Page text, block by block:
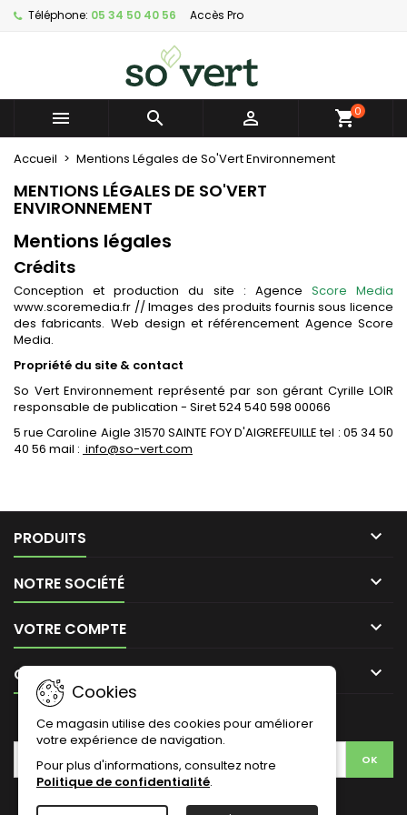
Téléphone: 05 34 50 40 56 Accès Pro
   0
Accueil Mentions Légales de So'Vert Environnement
MENTIONS LÉGALES DE SO'VERT
ENVIRONNEMENT
Mentions légales
Crédits
Conception et production du site : Agence Score Media
www.scoremedia.fr // Images des produits fournis sous licence
des fabricants. Web design et référencement Agence Score
Media.
Propriété du site & contact
So Vert Environnement représenté par son gérant Cyrille LOIR
responsable de publication - Siret 524 540 598 00066
5 rue Caroline Aigle 31570 SAINTE FOY D'AIGREFEUILLE tel : 05 34 50
40 56 mail : info@so-vert.com
PRODUITS 
NOTRE SOCIÉTÉ 
VOTRE COMPTE 
CONTACT 
Créer nouvelle liste
((confirmMessage))
((cancelText)) ((modalDeleteText))
Nom de la liste d'envies
Vous devez être connecté pour ajouter des produits
à votre liste d'envies.
Annuler Connexion
Cookies
Ce magasin utilise des cookies pour améliorer
votre expérience de navigation.
Pour plus d'informations, consultez notre
Politique de confidentialité.
LETTRE D'INFORMATIONS
FacebookInstagram
LinkedIn